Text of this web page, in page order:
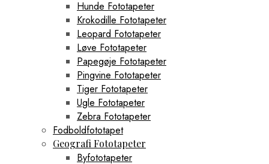
Hunde Fototapeter
Krokodille Fototapeter
Leopard Fototapeter
Løve Fototapeter
Papegøje Fototapeter
Pingvine Fototapeter
Tiger Fototapeter
Ugle Fototapeter
Zebra Fototapeter
Fodboldfototapet
Geografi Fototapeter
Byfototapeter